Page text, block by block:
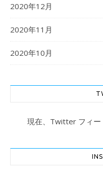
2020年12月
2020年11月
2020年10月
現在、Twitter フィー